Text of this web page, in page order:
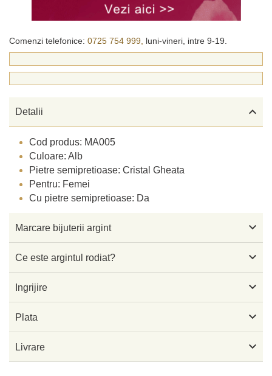
Comenzi telefonice: 0725 754 999, luni-vineri, intre 9-19.
Detalii 
Cod produs: MA005
Culoare: Alb
Pietre semipretioase: Cristal Gheata
Pentru: Femei
Cu pietre semipretioase: Da
Marcare bijuterii argint 
Ce este argintul rodiat? 
Ingrijire 
Plata 
Livrare 